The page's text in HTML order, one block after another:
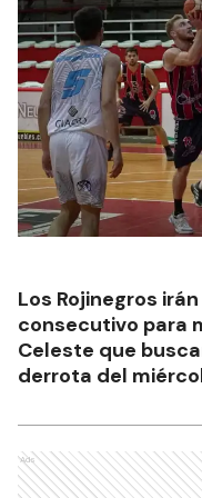
Los Rojinegros
consecutivo para
Celeste que
derrota del
Ads